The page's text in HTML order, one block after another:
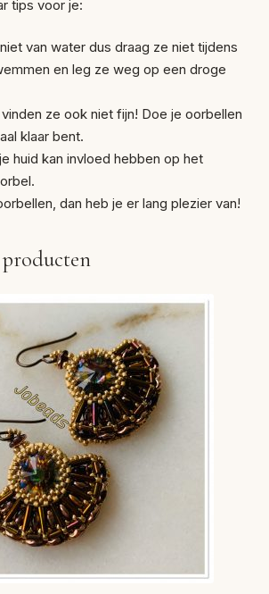
tips voor je:
van water dus draag ze niet tijdens
en leg ze weg op een droge
ze ook niet fijn! Doe je oorbellen
klaar bent.
huid kan invloed hebben op het
dan heb je er lang plezier van!